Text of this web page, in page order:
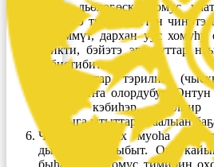
кэҥэс дьөлөҕөскө хомус
итиэннэ тиэрбэһиттэн
көрөммүт, дархан уус
дьикти, бэйэтэ эрэ туттар
кэбистибит.
Аны туттар тэрилин
хаптаһыҥҥа олордубут.
анньан кэбиһэр, үлэлиир
Чыскыга ытыттаран аалыан
Чыскыга тайах муоһа
дылы аалыллыбыт.
быһаарар: “Хомус тимирин